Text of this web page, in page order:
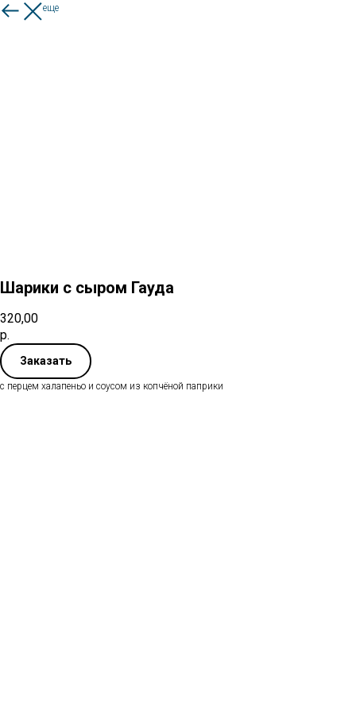
Смотреть еще
Шарики с сыром Гауда
320,00
р.
Заказать
с перцем халапеньо и соусом из копчёной паприки